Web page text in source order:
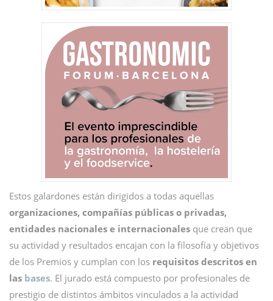
Estos galardones están dirigidos a todas aquellas
organizaciones, compañías públicas o privadas,
entidades nacionales e internacionales que crean que
su actividad y resultados encajan con la filosofía y objetivos
de los Premios y cumplan con los requisitos descritos en
las bases. El jurado está compuesto por profesionales de
prestigio de distintos ámbitos vinculados a la actividad